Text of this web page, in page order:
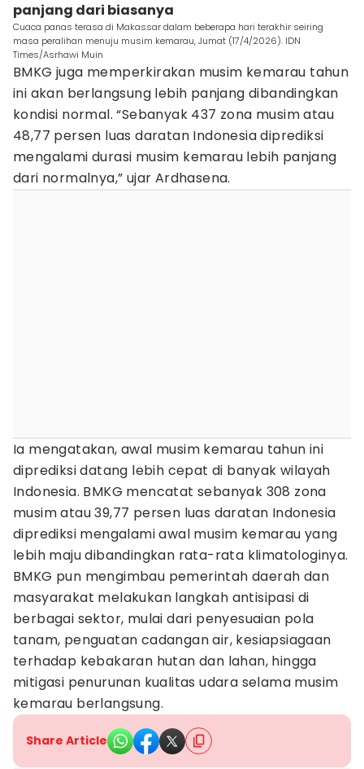
panjang dari biasanya
Cuaca panas terasa di Makassar dalam beberapa hari terakhir seiring
masa peralihan menuju musim kemarau, Jumat (17/4/2026). IDN
Times/Asrhawi Muin
BMKG juga memperkirakan musim kemarau tahun
ini akan berlangsung lebih panjang dibandingkan
kondisi normal. “Sebanyak 437 zona musim atau
48,77 persen luas daratan Indonesia diprediksi
mengalami durasi musim kemarau lebih panjang
dari normalnya,” ujar Ardhasena.
Ia mengatakan, awal musim kemarau tahun ini
diprediksi datang lebih cepat di banyak wilayah
Indonesia. BMKG mencatat sebanyak 308 zona
musim atau 39,77 persen luas daratan Indonesia
diprediksi mengalami awal musim kemarau yang
lebih maju dibandingkan rata-rata klimatologinya.
BMKG pun mengimbau pemerintah daerah dan
masyarakat melakukan langkah antisipasi di
berbagai sektor, mulai dari penyesuaian pola
tanam, penguatan cadangan air, kesiapsiagaan
terhadap kebakaran hutan dan lahan, hingga
mitigasi penurunan kualitas udara selama musim
kemarau berlangsung.
Share Article